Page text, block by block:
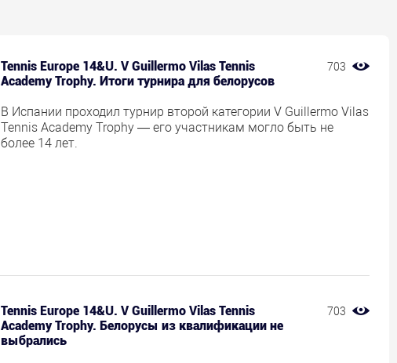
703
Tennis Europe 14&U. V Guillermo Vilas Tennis
Academy Trophy. Итоги турнира для белорусов
В Испании проходил турнир второй категории V Guillermo Vilas
Tennis Academy Trophy — его участникам могло быть не
более 14 лет.
703
Tennis Europe 14&U. V Guillermo Vilas Tennis
Academy Trophy. Белорусы из квалификации не
выбрались